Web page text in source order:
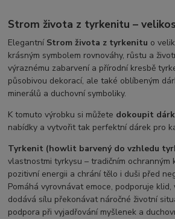
Strom života z tyrkenitu –
Elegantní Strom života z tyrkenitu o
krásným symbolem rovnováhy, růstu a
výraznému zabarvení a přírodní kresbě
působivou dekorací, ale také oblíbeným
minerálů a duchovní symboliky.
K tomuto výrobku si můžete dokoupit
nabídky a vytvořit tak perfektní dárek pro
Tyrkenit (howlit barvený do vzhledu
vlastnostmi tyrkysu – tradičním ochranným
pozitivní energii a chrání tělo i duši před
Pomáhá vyrovnávat emoce, podporuje
dodává sílu překonávat náročné životní
podpora při vyjadřování myšlenek a